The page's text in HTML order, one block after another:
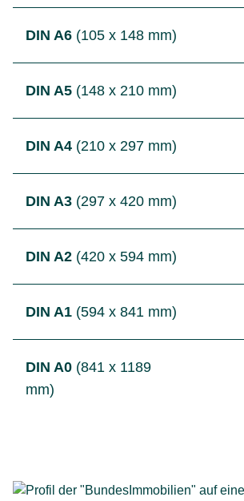
DIN A6 (105 x 148 mm)
DIN A5 (148 x 210 mm)
DIN A4 (210 x 297 mm)
DIN A3 (297 x 420 mm)
DIN A2 (420 x 594 mm)
DIN A1 (594 x 841 mm)
DIN A0 (841 x 1189
mm)